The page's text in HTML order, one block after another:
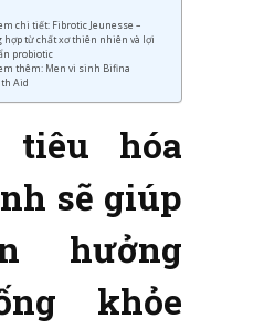
chi tiết: Fibrotic Jeunesse –
hợp từ chất xơ thiên nhiên và lợi
probiotic
thêm: Men vi sinh Bifina
Aid
hóa
sẽ giúp
hưởng
khỏe